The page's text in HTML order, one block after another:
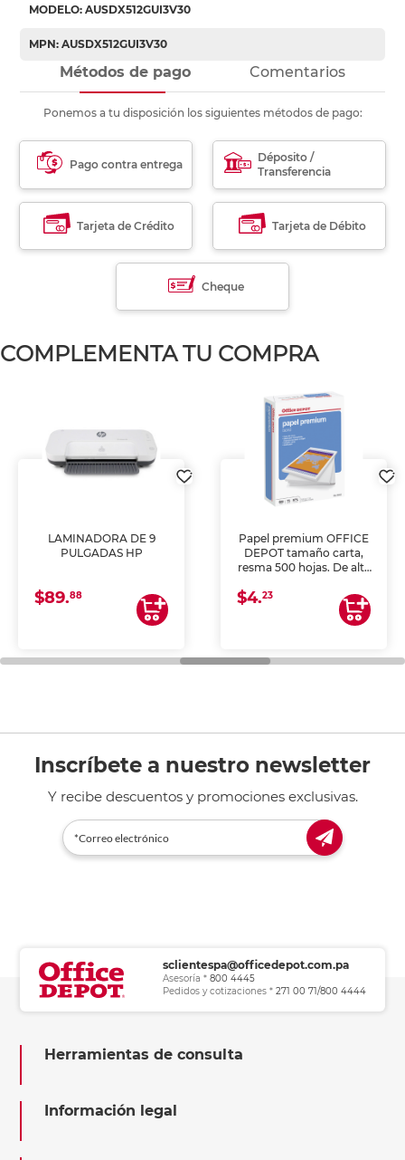
MODELO: AUSDX512GUI3V30
MPN: AUSDX512GUI3V30
Métodos de pago Comentarios
Ponemos a tu disposición los siguientes métodos de pago:
Pago contra entrega
Déposito /
Transferencia
Tarjeta de Crédito Tarjeta de Débito
Cheque
COMPLEMENTA TU COMPRA
LAMINADORA DE 9
PULGADAS HP
$89.88
Papel premium OFFICE
DEPOT tamaño carta,
resma 500 hojas. De alta
uniforme, ideal para
impresoras de inyección
de tinta y láser,
general de oficina.
$4.23
Inscríbete a nuestro newsletter
Y recibe descuentos y promociones exclusivas.
sclientespa@officedepot.com.pa
Asesoría * 800 4445
Pedidos y cotizaciones * 271 00 71/800 4444
Herramientas de consulta
Información legal